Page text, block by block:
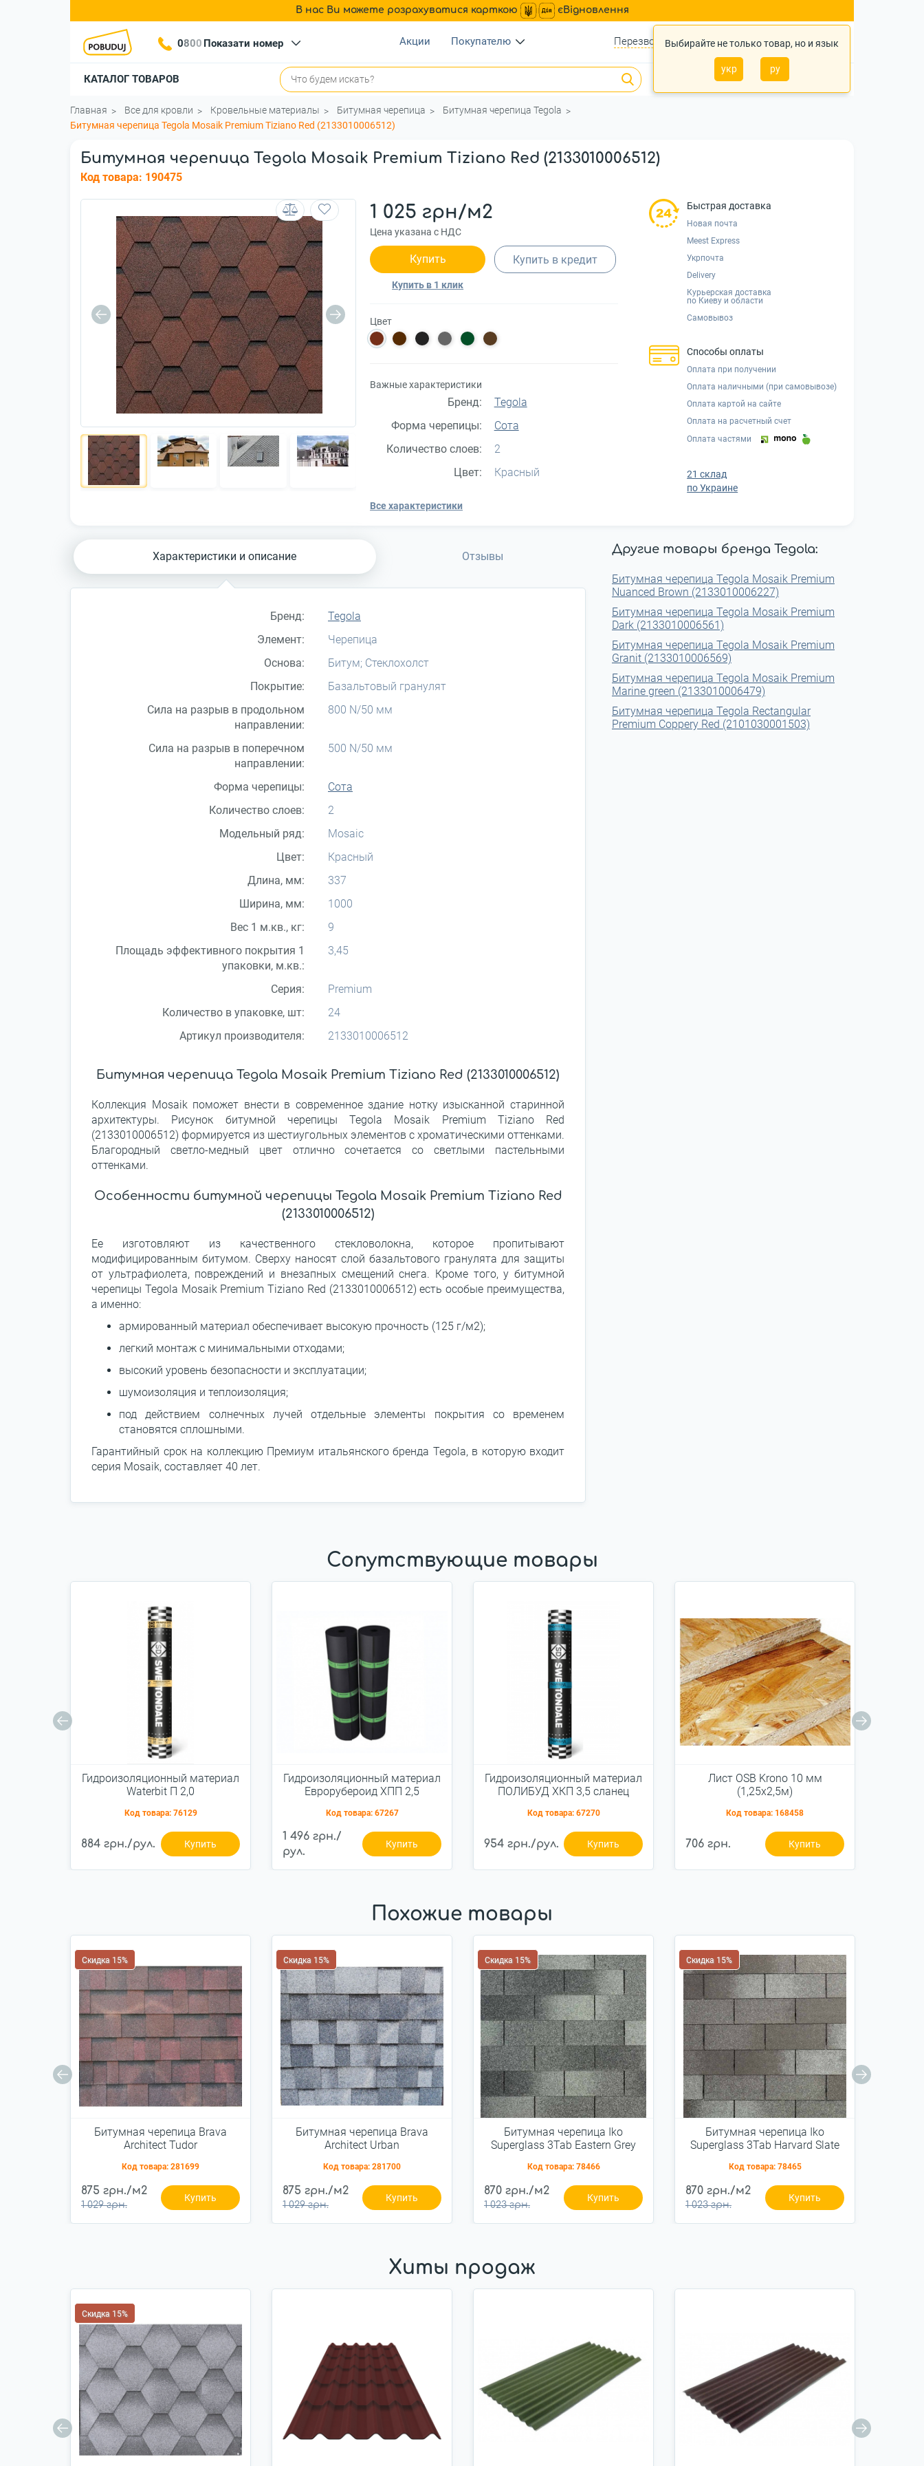
В нас Ви можете розрахуватися карткою єВідновлення
Выбирайте не только товар, но и язык
укр ру
0800 Показати номер Акции Покупателю Перезвонить? Войти Укр Ру
КАТАЛОГ ТОВАРОВ 0
Главная Все для кровли Кровельные материалы Битумная черепица
Битумная черепица Tegola
Битумная черепица Tegola Mosaik Premium Tiziano Red (2133010006512)
Битумная черепица Tegola Mosaik Premium Tiziano Red (2133010006512)
Код товара: 190475
1 025 грн/м2
Цена указана с НДС
Купить
Купить в 1 клик
Купить в кредит
Цвет
Важные характеристики
Бренд:
Tegola
Форма черепицы:
Сота
Количество слоев:
2
Цвет:
Красный
Все характеристики
Быстрая доставка
Новая почта
Meest Express
Укрпочта
Delivery
Курьерская доставка
по Киеву и области
Самовывоз
Способы оплаты
Оплата при получении
Оплата наличными (при самовывозе)
Оплата картой на сайте
Оплата на расчетный счет
Оплата частями
21 склад
по Украине
Характеристики и описание Отзывы
Бренд:
Tegola
Элемент:
Черепица
Основа:
Битум; Стеклохолст
Покрытие:
Базальтовый гранулят
Сила на разрыв в продольном
направлении:
800 N/50 мм
Сила на разрыв в поперечном
направлении:
500 N/50 мм
Форма черепицы:
Сота
Количество слоев:
2
Модельный ряд:
Mosaic
Цвет:
Красный
Длина, мм:
337
Ширина, мм:
1000
Вес 1 м.кв., кг:
9
Площадь эффективного покрытия 1
упаковки, м.кв.:
3,45
Серия:
Premium
Количество в упаковке, шт:
24
Артикул производителя:
2133010006512
Битумная черепица Tegola Mosaik Premium Tiziano Red (2133010006512)
Коллекция Mosaik поможет внести в современное здание нотку изысканной старинной
архитектуры. Рисунок битумной черепицы Tegola Mosaik Premium Tiziano Red
(2133010006512) формируется из шестиугольных элементов с хроматическими оттенками.
Благородный светло-медный цвет отлично сочетается со светлыми пастельными
оттенками.
Особенности битумной черепицы Tegola Mosaik Premium Tiziano Red
(2133010006512)
Ее изготовляют из качественного стекловолокна, которое пропитывают
модифицированным битумом. Сверху наносят слой базальтового гранулята для защиты
от ультрафиолета, повреждений и внезапных смещений снега. Кроме того, у битумной
черепицы Tegola Mosaik Premium Tiziano Red (2133010006512) есть особые преимущества,
а именно:
армированный материал обеспечивает высокую прочность (125 г/м2);
легкий монтаж с минимальными отходами;
высокий уровень безопасности и эксплуатации;
шумоизоляция и теплоизоляция;
под действием солнечных лучей отдельные элементы покрытия со временем
становятся сплошными.
Гарантийный срок на коллекцию Премиум итальянского бренда Tegola, в которую входит
серия Mosaik, составляет 40 лет.
Другие товары бренда Tegola:
Битумная черепица Tegola Mosaik Premium
Nuanced Brown (2133010006227)
Битумная черепица Tegola Mosaik Premium
Dark (2133010006561)
Битумная черепица Tegola Mosaik Premium
Granit (2133010006569)
Битумная черепица Tegola Mosaik Premium
Marine green (2133010006479)
Битумная черепица Tegola Rectangular
Premium Coppery Red (2101030001503)
Сопутствующие товары
Гидроизоляционный материал
Waterbit П 2,0
Код товара: 76129
884 грн./рул. Купить
Гидроизоляционный материал
Еврорубероид ХПП 2,5
Код товара: 67267
1 496 грн./
рул.
Купить
Гидроизоляционный материал
ПОЛИБУД ХКП 3,5 сланец
Код товара: 67270
954 грн./рул. Купить
Лист OSB Krono 10 мм
(1,25х2,5м)
Код товара: 168458
706 грн. Купить
Похожие товары
Скидка 15%
Битумная черепица Brava
Architect Tudor
Код товара: 281699
875 грн./м2
1 029 грн.
Купить
Скидка 15%
Битумная черепица Brava
Architect Urban
Код товара: 281700
875 грн./м2
1 029 грн.
Купить
Скидка 15%
Битумная черепица Iko
Superglass 3Tab Eastern Grey
Код товара: 78466
870 грн./м2
1 023 грн.
Купить
Скидка 15%
Битумная черепица Iko
Superglass 3Tab Harvard Slate
Код товара: 78465
870 грн./м2
1 023 грн.
Купить
Хиты продаж
Скидка 15%